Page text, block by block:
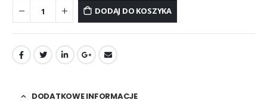
DODAJ DO KOSZYKA
DODATKOWE INFORMACJE